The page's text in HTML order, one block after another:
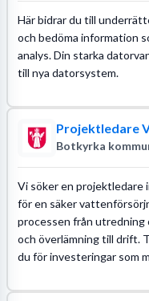
Här bidrar du till
och bedöma information
analys. Din starka
till nya datorsystem.
Projektledare
Botkyrka
Vi söker en projektledare
för en säker
processen från utredning
och överlämning till drift.
du för investeringar som